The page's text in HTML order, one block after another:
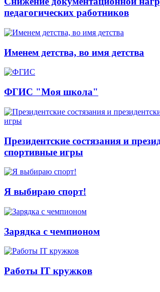
педагогических работников
Именем детства, во имя детства
ФГИС "Моя школа"
Президентские состязания и
спортивные игры
Я выбираю спорт!
Зарядка с чемпионом
Работы IT кружков